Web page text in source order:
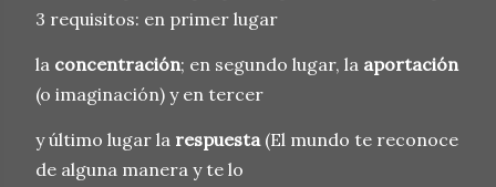
3 requisitos: en primer lugar
la concentración; en segundo lugar, la aportación
(o imaginación) y en tercer
y último lugar la respuesta (El mundo te reconoce
de alguna manera y te lo